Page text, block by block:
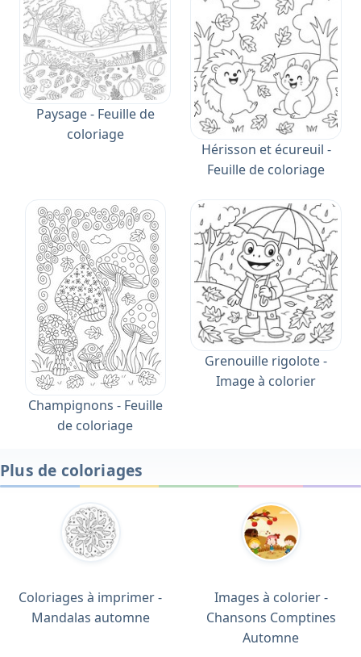
Paysage - Feuille de
coloriage
Hérisson et écureuil -
Feuille de coloriage
Champignons - Feuille
de coloriage
Grenouille rigolote -
Image à colorier
Plus de coloriages
Coloriages à imprimer -
Mandalas automne
Images à colorier -
Chansons Comptines
Automne